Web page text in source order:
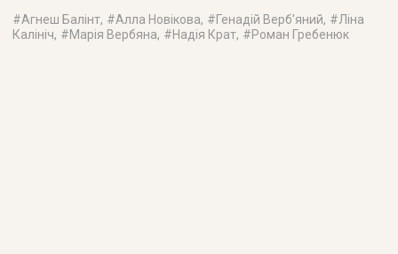
#Агнеш Балінт, #Алла Новікова, #Генадій Верб’яний, #Ліна
Калініч, #Марія Вербяна, #Надія Крат, #Роман Гребенюк